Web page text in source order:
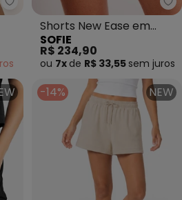
Endless - Shorts Feminino
Shorts New Ease em
Plano Tweed Branco
SOFIE
R$ 234,90
ou 7x de R$ 33,55 sem juros
-14% NEW